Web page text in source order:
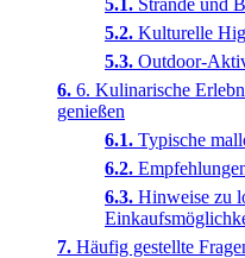
Kulturelle
Outdoor-
6. Kulinarische
genießen
Typische
Hinweise zu
Häufig gestellte